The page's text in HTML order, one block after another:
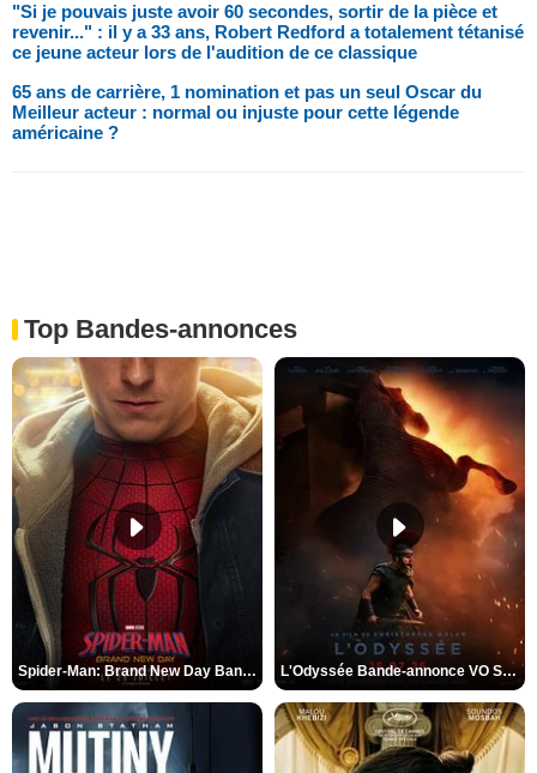
"Si je pouvais juste avoir 60 secondes, sortir de la pièce et
revenir..." : il y a 33 ans, Robert Redford a totalement tétanisé
ce jeune acteur lors de l'audition de ce classique
65 ans de carrière, 1 nomination et pas un seul Oscar du
Meilleur acteur : normal ou injuste pour cette légende
américaine ?
Top Bandes-annonces
Spider-Man: Brand New Day Bande-annonce VO STFR L'Odyssée Bande-annonce VO STFR